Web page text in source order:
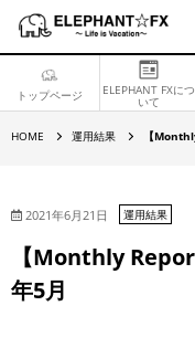
トップページ ELEPHANT FXにつ
いて
HOME
h
R
p
o
運用結果 【
2021年6月21日 運用結果
【Monthly
年5月